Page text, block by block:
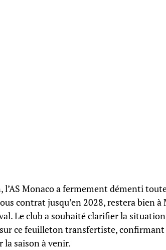
Monaco a fermement démenti
contrat jusqu’en 2028, restera bien à
Le club a souhaité clarifier la
ce feuilleton transfertiste,
la saison à venir.